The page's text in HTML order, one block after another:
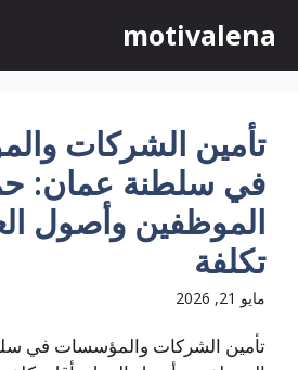
إلى
المحتوى
motivalena
تأمين الشركات
في سلطنة عمان:
الموظفين وأصول
تكلفة
مايو 21, 2026
تأمين الشركات والمؤسسات في